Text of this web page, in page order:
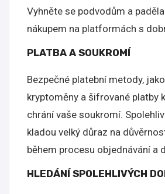
Vyhněte se podvodům a
nákupem na platformách s
PLATBA A SOUKROMÍ
Bezpečné platební metody,
kryptoměny a šifrované platby
chrání vaše soukromí.
kladou velký důraz na
během procesu objednávání a
HLEDÁNÍ SPOLEHLIVÝCH